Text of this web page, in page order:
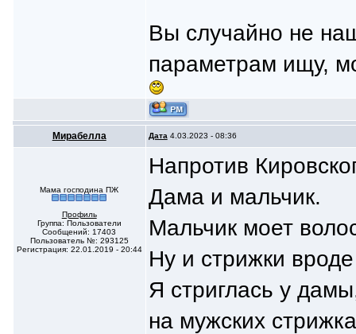
Вы случайно не
параметрам ищу,
Мирабелла Дата 4.03.2023 - 08:36
Мама господина ПЖ
Профиль
Группа: Пользователи
Сообщений: 17403
Пользователь №: 293125
Регистрация: 22.01.2019 - 20:44
Напротив
Дама и мальчик.
Мальчик моет
Ну и стрижки
Я стриглась у
на мужских